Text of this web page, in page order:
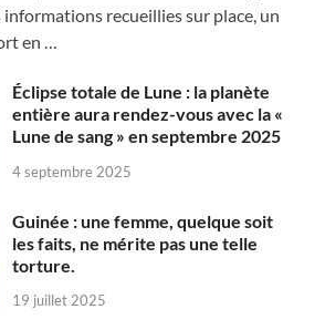
informations recueillies sur place, un
en …
Éclipse totale de Lune : la planète
entière aura rendez-vous avec la «
Lune de sang » en septembre 2025
4 septembre 2025
Guinée : une femme, quelque soit
les faits, ne mérite pas une telle
torture.
19 juillet 2025